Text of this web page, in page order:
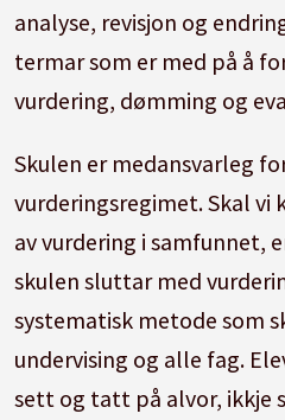
analyse, revisjon og
termar som er med på å
vurdering, dømming og
Skulen er medansvarleg
vurderingsregimet. Skal vi
av vurdering i samfunnet,
skulen sluttar med
systematisk metode som
undervising og alle fag.
sett og tatt på alvor, ikkje